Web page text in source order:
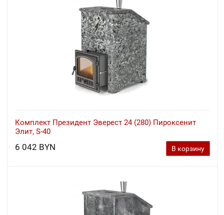
Комплект Президент Эверест 24 (280) Пироксенит
Элит, S-40
6 042 BYN В корзину